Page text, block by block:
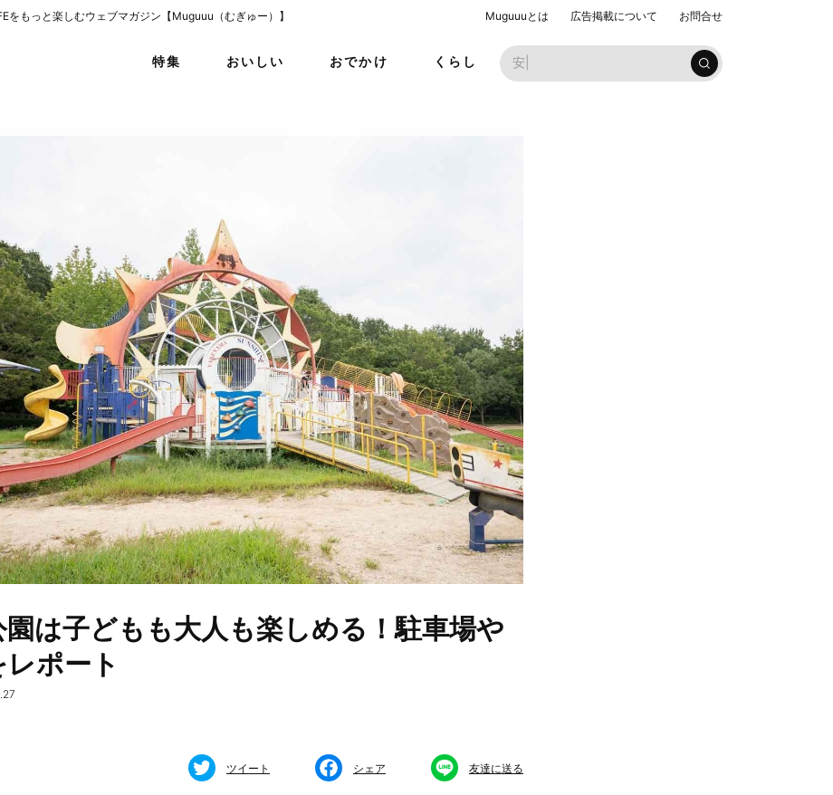
もっと楽しむウェブマガジン【Muguuu（むぎゅー）】 Muguuuとは 広告掲載について お問合せ
特集 おいしい おでかけ くらし お子様ラ
園は子どもも大人も楽しめる！駐車場や
ポート
ツイート シェア 友達に送る